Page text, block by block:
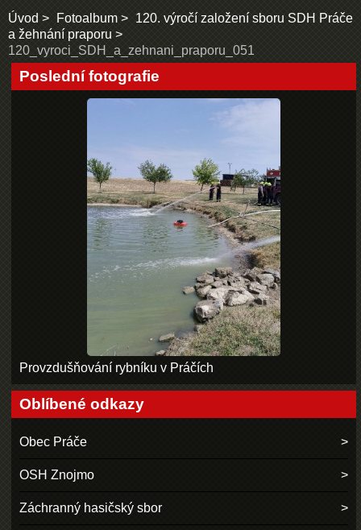
Úvod Fotoalbum
120. výročí založení sboru SDH Práče
a žehnání praporu
120_vyroci_SDH_a_zehnani_praporu_051
Poslední fotografie
Provzdušňování rybníku v Práčích
Oblíbené odkazy
Obec Práče
OSH Znojmo
Záchranný hasičský sbor